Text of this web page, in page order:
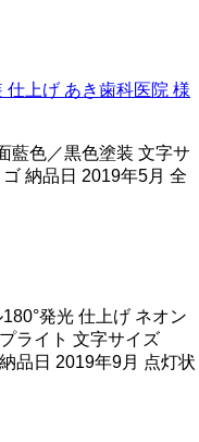
上げ あき歯科医院 様
藍色／黒色塗装 文字サ
納品日 2019年5月 全
発光 仕上げ ネオン
ライト 文字サイズ
日 2019年9月 点灯状